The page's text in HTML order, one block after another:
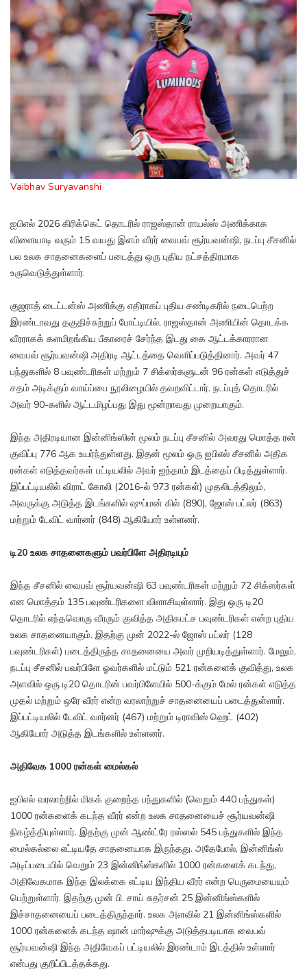
Vaibhav Suryavanshi
ஐபிஎல் 2026 கிரிக்கெட் தொடரில் ராஜஸ்தான் ராயல்ஸ் அணிக்காக
விளையாடி வரும் 15 வயது இளம் வீரர் வைபவ் சூர்யவன்ஷி, நடப்பு சீசனில்
பல உலக சாதனைகளைப் படைத்து ஒரு புதிய நட்சத்திரமாக
உருவெடுத்துள்ளார்.
குஜராத் டைட்டன்ஸ் அணிக்கு எதிராகப் புதிய சண்டிகரில் நடைபெற்ற
இரண்டாவது தகுதிச்சுற்றுப் போட்டியில், ராஜஸ்தான் அணியின் தொடக்க
வீரராகக் களமிறங்கிய பீகாரைச் சேர்ந்த இடது கை ஆட்டக்காரரான
வைபவ் சூர்யவன்ஷி அதிரடி ஆட்டத்தை வெளிப்படுத்தினார். அவர் 47
பந்துகளில் 8 பவுண்டரிகள் மற்றும் 7 சிக்ஸர்களுடன் 96 ரன்கள் எடுத்துச்
சதம் அடிக்கும் வாய்ப்பை நூலிழையில் தவறவிட்டார். நடப்புத் தொடரில்
அவர் 90-களில் ஆட்டமிழப்பது இது மூன்றாவது முறையாகும்.
இந்த அதிரடியான இன்னிங்ஸின் மூலம் நடப்பு சீசனில் அவரது மொத்த ரன்
குவிப்பு 776 ஆக உயர்ந்துள்ளது. இதன் மூலம் ஒரு ஐபிஎல் சீசனில் அதிக
ரன்கள் எடுத்தவர்கள் பட்டியலில் அவர் ஐந்தாம் இடத்தைப் பிடித்துள்ளார்.
இப்பட்டியலில் விராட் கோலி (2016-ல் 973 ரன்கள்) முதலிடத்திலும்,
அவருக்கு அடுத்த இடங்களில் ஷுப்மன் கில் (890), ஜோஸ் பட்லர் (863)
மற்றும் டேவிட் வார்னர் (848) ஆகியோர் உள்ளனர்.
டி20 உலக சாதனைகளும் பவர்பிளே அதிரடியும்
இந்த சீசனில் வைபவ் சூர்யவன்ஷி 63 பவுண்டரிகள் மற்றும் 72 சிக்ஸர்கள்
என மொத்தம் 135 பவுண்டரிகளை விளாசியுள்ளார். இது ஒரு டி20
தொடரில் எந்தவொரு வீரரும் குவித்த அதிகபட்ச பவுண்டரிகள் என்ற புதிய
உலக சாதனையாகும். இதற்கு முன் 2022-ல் ஜோஸ் பட்லர் (128
பவுண்டரிகள்) படைத்திருந்த சாதனையை அவர் முறியடித்துள்ளார். மேலும்,
நடப்பு சீசனில் பவர்பிளே ஓவர்களில் மட்டும் 521 ரன்களைக் குவித்து, உலக
அளவில் ஒரு டி20 தொடரின் பவர்பிளேயில் 500-க்கும் மேல் ரன்கள் எடுத்த
முதல் மற்றும் ஒரே வீரர் என்ற வரலாற்றுச் சாதனையைப் படைத்துள்ளார்.
இப்பட்டியலில் டேவிட் வார்னர் (467) மற்றும் டிராவிஸ் ஹெட் (402)
ஆகியோர் அடுத்த இடங்களில் உள்ளனர்.
அதிவேக 1000 ரன்கள் மைல்கல்
ஐபிஎல் வரலாற்றில் மிகக் குறைந்த பந்துகளில் (வெறும் 440 பந்துகள்)
1000 ரன்களைக் கடந்த வீரர் என்ற உலக சாதனையைச் சூர்யவன்ஷி
நிகழ்த்தியுள்ளார். இதற்கு முன் ஆண்ட்ரே ரஸ்ஸல் 545 பந்துகளில் இந்த
மைல்கல்லை எட்டியதே சாதனையாக இருந்தது. அதேபோல், இன்னிங்ஸ்
அடிப்படையில் வெறும் 23 இன்னிங்ஸ்களில் 1000 ரன்களைக் கடந்து,
அதிவேகமாக இந்த இலக்கை எட்டிய இந்திய வீரர் என்ற பெருமையையும்
பெற்றுள்ளார். இதற்கு முன் பி. சாய் சுதர்சன் 25 இன்னிங்ஸ்களில்
இச்சாதனையைப் படைத்திருந்தார். உலக அளவில் 21 இன்னிங்ஸ்களில்
1000 ரன்களைக் கடந்த ஷான் மார்ஷுக்கு அடுத்தபடியாக வைபவ்
சூர்யவன்ஷி இந்த அதிவேகப் பட்டியலில் இரண்டாம் இடத்தில் உள்ளார்
என்பது குறிப்பிடத்தக்கது.